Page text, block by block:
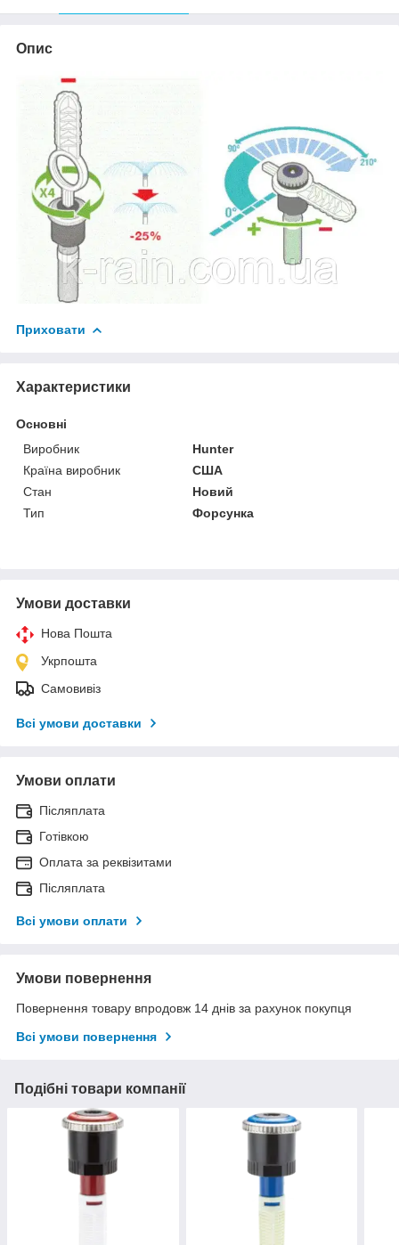
Опис
Приховати
Характеристики
Основні
Виробник
Hunter
Країна виробник
США
Стан
Новий
Тип
Форсунка
Умови доставки
Нова Пошта
Укрпошта
Самовивіз
Всі умови доставки
Умови оплати
Післяплата
Готівкою
Оплата за реквізитами
Післяплата
Всі умови оплати
Умови повернення
Повернення товару впродовж 14 днів за рахунок покупця
Всі умови повернення
Подібні товари компанії